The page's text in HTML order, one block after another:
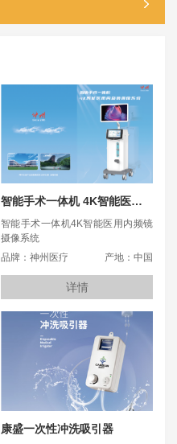
智能手术一体机 4K智能医用内频镜摄像系统
智能手术一体机4K智能医用内频镜
摄像系统
品牌：神州医疗
产地：中国
详情
康盛一次性冲洗吸引器